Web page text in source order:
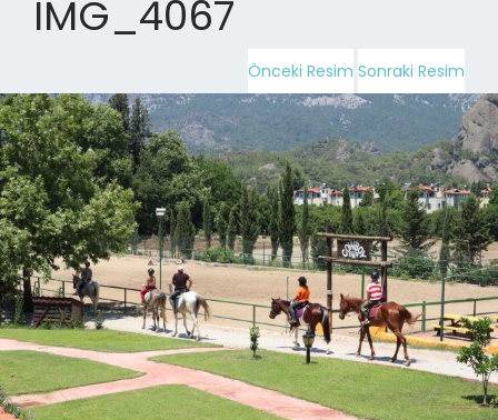
IMG_4067
Önceki Resim Sonraki Resim